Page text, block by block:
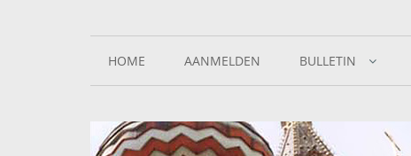
HOME AANMELDEN BULLETIN